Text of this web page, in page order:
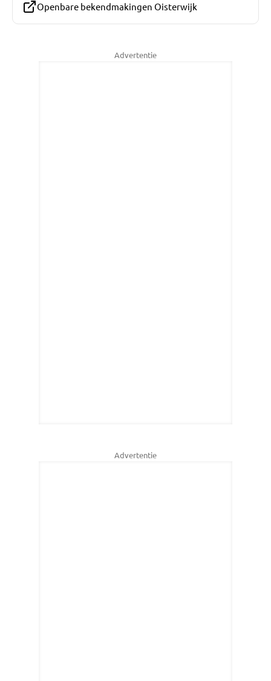
Openbare bekendmakingen Oisterwijk
Advertentie
Advertentie